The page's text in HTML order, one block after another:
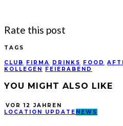
Rate this post
TAGS
CLUB FIRMA DRINKS FOOD
KOLLEGEN
FEIERABEND
YOU MIGHT ALSO LIKE
VOR 12 JAHREN
LOCATION UPDATE NEWS